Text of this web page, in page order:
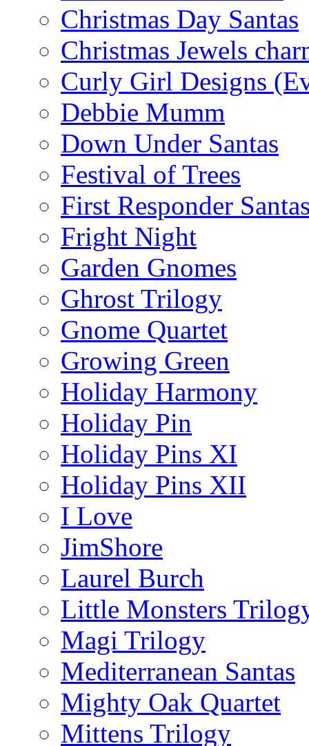
Christmas Day Santas
Christmas Jewels
Curly Girl Designs
Debbie Mumm
Down Under Santas
Festival of Trees
First Responder
Fright Night
Garden Gnomes
Ghrost Trilogy
Gnome Quartet
Growing Green
Holiday Harmony
Holiday Pin
Holiday Pins XI
Holiday Pins XII
I Love
JimShore
Laurel Burch
Little Monsters
Magi Trilogy
Mediterranean Santas
Mighty Oak Quartet
Mittens Trilogy